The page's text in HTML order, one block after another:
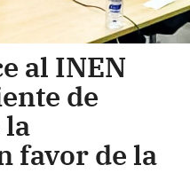
al INEN
de
la
favor de la